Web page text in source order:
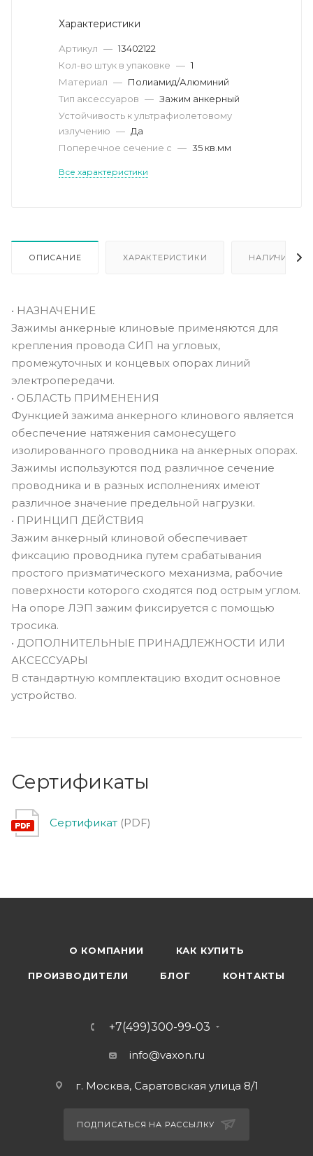
Характеристики
Артикул — 13402122
Кол-во штук в упаковке — 1
Материал — Полиамид/Алюминий
Тип аксессуаров — Зажим анкерный
Устойчивость к ультрафиолетовому
излучению — Да
Поперечное сечение с — 35 кв.мм
Все характеристики
ОПИСАНИЕ ХАРАКТЕРИСТИКИ НАЛИЧИЕ
• НАЗНАЧЕНИЕ
Зажимы анкерные клиновые применяются для
крепления провода СИП на угловых,
промежуточных и концевых опорах линий
электропередачи.
• ОБЛАСТЬ ПРИМЕНЕНИЯ
Функцией зажима анкерного клинового является
обеспечение натяжения самонесущего
изолированного проводника на анкерных опорах.
Зажимы используются под различное сечение
проводника и в разных исполнениях имеют
различное значение предельной нагрузки.
• ПРИНЦИП ДЕЙСТВИЯ
Зажим анкерный клиновой обеспечивает
фиксацию проводника путем срабатывания
простого призматического механизма, рабочие
поверхности которого сходятся под острым углом.
На опоре ЛЭП зажим фиксируется с помощью
тросика.
• ДОПОЛНИТЕЛЬНЫЕ ПРИНАДЛЕЖНОСТИ ИЛИ
АКСЕССУАРЫ
В стандартную комплектацию входит основное
устройство.
Сертификаты
Сертификат (PDF)
О КОМПАНИИ КАК КУПИТЬ
ПРОИЗВОДИТЕЛИ БЛОГ КОНТАКТЫ
+7(499)300-99-03
info@vaxon.ru
г. Москва, Саратовская улица 8/1
ПОДПИСАТЬСЯ НА РАССЫЛКУ